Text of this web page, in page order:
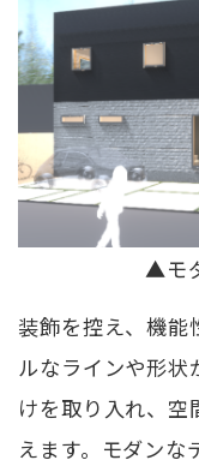
▲モ
装飾を控え、機能
ルなラインや形状
けを取り入れ、
えます。モダンな